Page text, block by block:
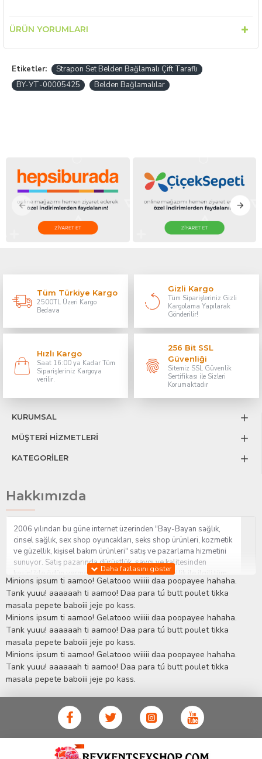
ÜRÜN YORUMLARI
Etiketler:
Strapon Set Belden Bağlamalı Çift Taraflı
BY-УТ-00005425
Belden Bağlamalılar
Tüm Türkiye Kargo
2500TL Üzeri Kargo
Bedava
Gizli Kargo
Tüm Siparişleriniz Gizli
Kargolama Yapılarak
Gönderilir!
Hızlı Kargo
Saat 16:00 ya Kadar Tüm
Siparişleriniz Kargoya
verilir.
256 Bit SSL
Güvenliği
Sitemiz SSL Güvenlik
Sertifikası ile Sizleri
Korumaktadır
KURUMSAL
MÜŞTERİ HİZMETLERİ
KATEGORİLER
Hakkımızda
2006 yılından bu güne internet üzerinden "Bay-Bayan sağlık,
cinsel sağlık, sex shop oyuncakları, seks shop ürünleri, kozmetik
ve güzellik, kişisel bakım ürünleri" satış ve pazarlama hizmetini
sunuyor. Satış pazarında dürüstlük, saygı ve kalitesinden
kesinlikle ödün vermeden hizmet sağlık ve güzellik ile ilgili tüm
sorularınıza anında cevap verebilen Yetkin ve uzman kadrosu ile
ihtiyaçlarınızı en uygun fiyat ve taksit seçenekleriyle karşılıyor.
İstanbul beylikdüzü Erotik Shop sitemizde insan odaklı çalışma
stratejimiz ile müşterilerimizin yaşamlarında mutlu, sağlıklı ve
bakımlı olmaları için onlara sağlık ve güzellik danışmanlığı
sağlıyoruz.Sex ShopAlışveriş sitemiz Erotik Shop sektöründeki
gelişmeleri ve yenilikleri çok yakından takip etmesi, yaklaşık
5000'e yakın geniş ürün yelpazesi ile Türkiye'de bu sektörde
kendi alanımızda en geniş ürün gurubuna sahip ender
mağazalardan biri olması, müşteri memnuniyetini her zaman ön
planda tutan yaklaşımcı ve yenilikçi servislerin geliştirilmesi
konusundaki becerileri ile kendisine Cinsel Ürün hayatında lider
ve kalıcı bir yer edinmiştir.
Minions ipsum ti aamoo! Gelatooo wiiiii daa poopayee hahaha.
Tank yuuu! aaaaaah ti aamoo! Daa para tú butt poulet tikka
masala pepete baboiii jeje po kass.
Minions ipsum ti aamoo! Gelatooo wiiiii daa poopayee hahaha.
Tank yuuu! aaaaaah ti aamoo! Daa para tú butt poulet tikka
masala pepete baboiii jeje po kass.
Minions ipsum ti aamoo! Gelatooo wiiiii daa poopayee hahaha.
Tank yuuu! aaaaaah ti aamoo! Daa para tú butt poulet tikka
masala pepete baboiii jeje po kass.